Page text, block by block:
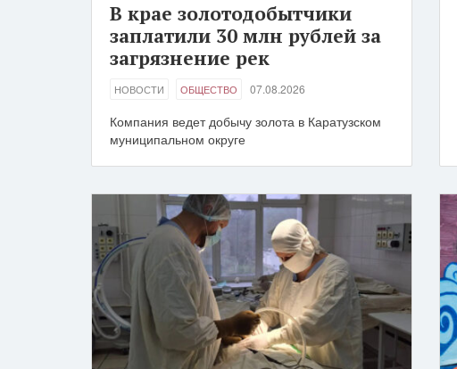
В крае золотодобытчики
заплатили 30 млн рублей за
загрязнение рек
НОВОСТИ ОБЩЕСТВО 07.08.2026
Компания ведет добычу золота в Каратузском
муниципальном округе